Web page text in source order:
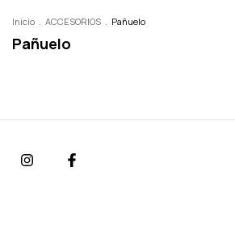
Inicio . ACCESORIOS . Pañuelo
Pañuelo